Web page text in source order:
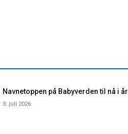
Navnetoppen på Babyverden til nå i år
3. juli 2026